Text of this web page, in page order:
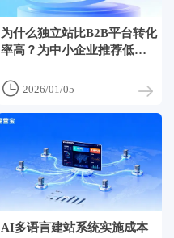
为什么独立站比B2B平台转化
率高？为中小企业推荐低成
 2026/01/05
AI多语言建站系统实施成本